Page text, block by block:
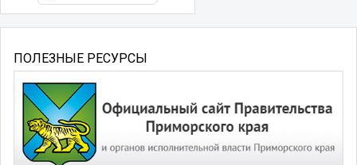
ПОЛЕЗНЫЕ РЕСУРСЫ